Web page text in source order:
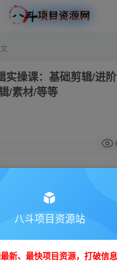
实操课：基础剪辑/进
/素材/等等
请付费后查看
金币9.9金币99
八斗项目资源站
新、最快项目资源，打破信